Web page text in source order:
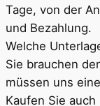
Tage, von der
und Bezahlung.
Welche
Sie brauchen
müssen uns
Kaufen Sie auch